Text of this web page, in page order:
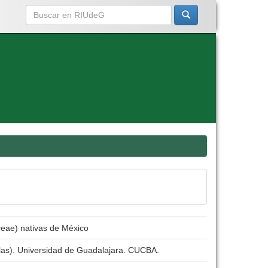
nativas de México
Universidad de Guadalajara. CUCBA.